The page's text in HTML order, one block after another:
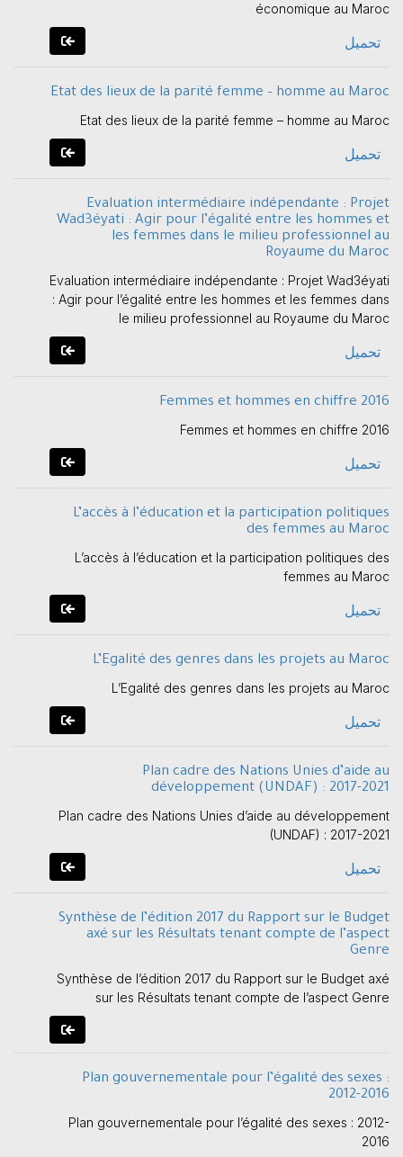
économique au Maroc
تحميل
Etat des lieux de la parité femme – homme au Maroc
Etat des lieux de la parité femme – homme au Maroc
تحميل
Evaluation intermédiaire indépendante : Projet
Wad3éyati : Agir pour l’égalité entre les hommes et
les femmes dans le milieu professionnel au
Royaume du Maroc
Evaluation intermédiaire indépendante : Projet Wad3éyati
: Agir pour l’égalité entre les hommes et les femmes dans
le milieu professionnel au Royaume du Maroc
تحميل
Femmes et hommes en chiffre 2016
Femmes et hommes en chiffre 2016
تحميل
L’accès à l’éducation et la participation politiques
des femmes au Maroc
L’accès à l’éducation et la participation politiques des
femmes au Maroc
تحميل
L’Egalité des genres dans les projets au Maroc
L’Egalité des genres dans les projets au Maroc
تحميل
Plan cadre des Nations Unies d’aide au
développement (UNDAF) : 2017-2021
Plan cadre des Nations Unies d’aide au développement
(UNDAF) : 2017-2021
تحميل
Synthèse de l’édition 2017 du Rapport sur le Budget
axé sur les Résultats tenant compte de l’aspect
Genre
Synthèse de l’édition 2017 du Rapport sur le Budget axé
sur les Résultats tenant compte de l’aspect Genre
Plan gouvernementale pour l’égalité des sexes :
2012-2016
Plan gouvernementale pour l’égalité des sexes : 2012-
2016